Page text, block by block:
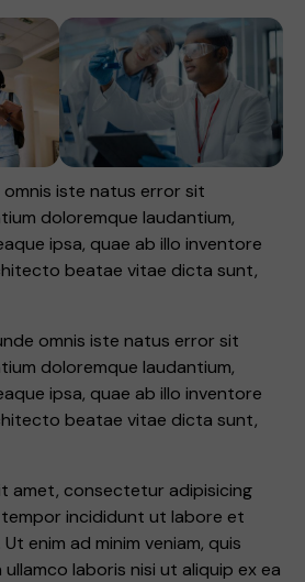
iste natus error sit
doloremque laudantium,
ipsa, quae ab illo inventore
beatae vitae dicta sunt,
omnis iste natus error sit
doloremque laudantium,
ipsa, quae ab illo inventore
beatae vitae dicta sunt,
amet, consectetur adipisicing
incididunt ut labore et
enim ad minim veniam, quis
laboris nisi ut aliquip ex ea